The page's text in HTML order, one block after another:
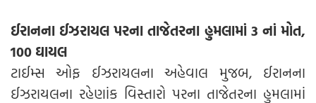
ઈરાનના ઈઝરાયલ પરના તાજેતરના હુમલામાં 3 નાં મોત,
100 ઘાયલ
ટાઈમ્સ ઓફ ઈઝરાયલના અહેવાલ મુજબ, ઈરાનના
ઈઝરાયલના રહેણાંક વિસ્તારો પરના તાજેતરના હુમલામાં